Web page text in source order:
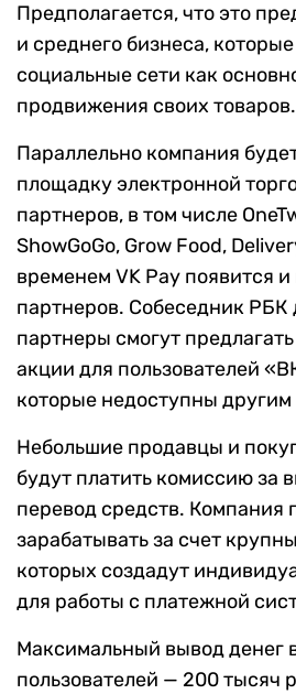
Предполагается, что это
и среднего бизнеса,
социальные сети как
продвижения своих товаров.
Параллельно компания
площадку электронной
партнеров, в том числе
ShowGoGo, Grow Food,
временем VK Pay появится и
партнеров. Собеседник РБК
партнеры смогут
акции для пользователей
которые недоступны
Небольшие продавцы и
будут платить комиссию за
перевод средств. Компания
зарабатывать за счет
которых создадут
для работы с платежной
Максимальный вывод денег
пользователей — 200 тысяч